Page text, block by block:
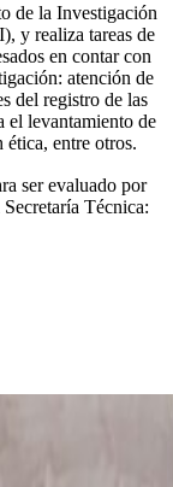
de la Investigación
y realiza tareas de
en contar con
atención de
del registro de las
el levantamiento de
ética, entre otros.
ser evaluado por
Técnica: